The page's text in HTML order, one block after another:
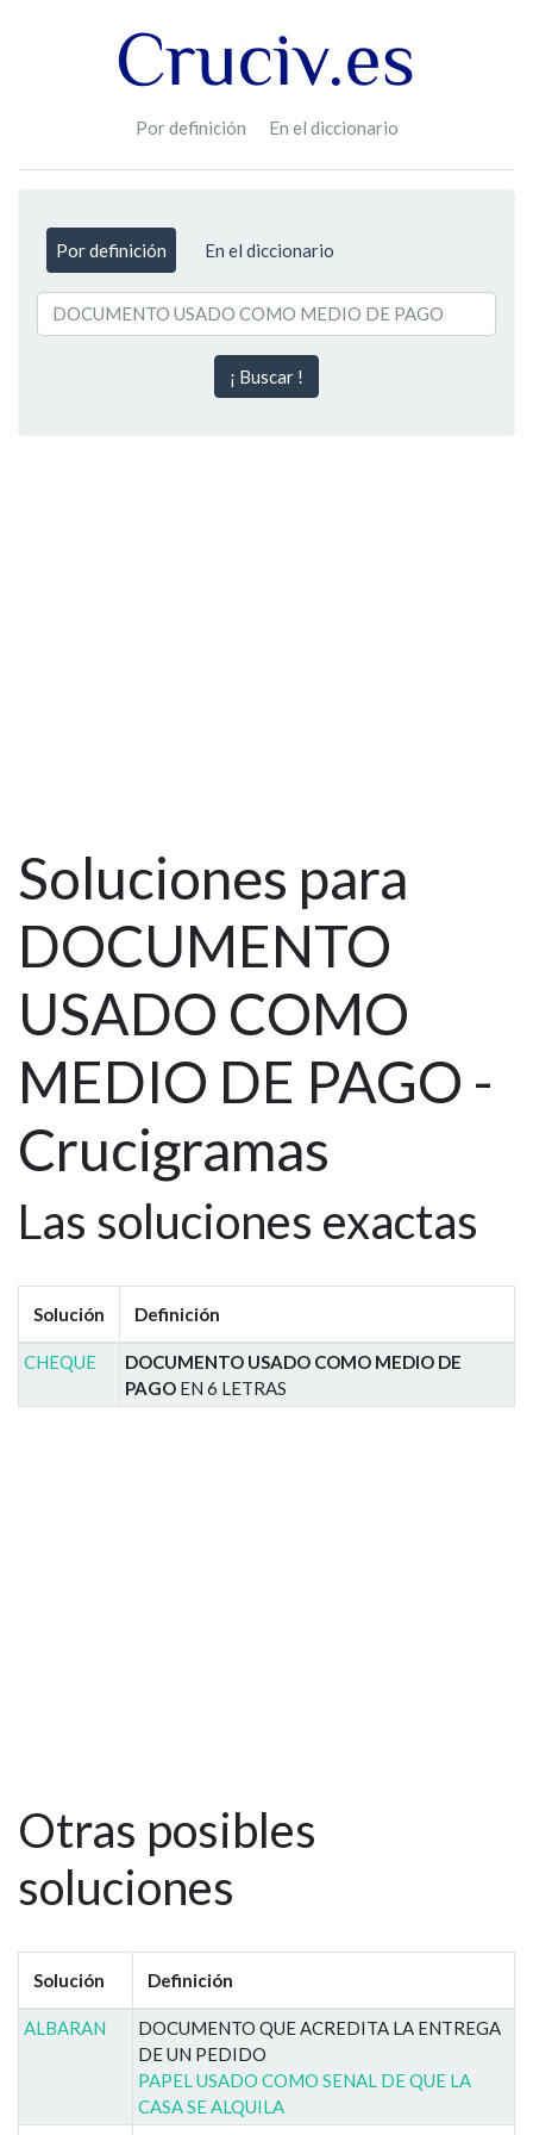
Por definición En el diccionario
Por definición En el diccionario
¡ Buscar !
Soluciones para
DOCUMENTO
USADO COMO
MEDIO DE PAGO -
Crucigramas
Las soluciones exactas
Solución Definición
CHEQUE
DOCUMENTO USADO COMO MEDIO DE
PAGO EN 6 LETRAS
Otras posibles
soluciones
Solución Definición
ALBARAN
DOCUMENTO QUE ACREDITA LA ENTREGA
DE UN PEDIDO
PAPEL USADO COMO SENAL DE QUE LA
CASA SE ALQUILA